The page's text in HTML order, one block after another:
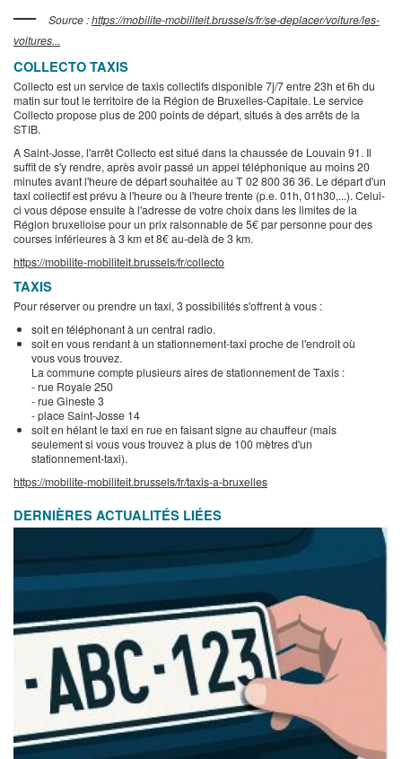
Source :https://mobilite-mobiliteit.brussels/fr/se-deplacer/voiture/les-
voitures...
COLLECTO TAXIS
Collecto est un service de taxis collectifs disponible 7j/7 entre 23h et 6h du
matin sur tout le territoire de la Région de Bruxelles-Capitale. Le service
Collecto propose plus de 200 points de départ, situés à des arrêts de la
STIB.
A Saint-Josse, l'arrêt Collecto est situé dans la chaussée de Louvain 91. Il
suffit de s'y rendre, après avoir passé un appel téléphonique au moins 20
minutes avant l'heure de départ souhaitée au T 02 800 36 36. Le départ d'un
taxi collectif est prévu à l'heure ou à l'heure trente (p.e. 01h, 01h30,...). Celui-
ci vous dépose ensuite à l'adresse de votre choix dans les limites de la
Région bruxelloise pour un prix raisonnable de 5€ par personne pour des
courses inférieures à 3 km et 8€ au-delà de 3 km.
https://mobilite-mobiliteit.brussels/fr/collecto
TAXIS
Pour réserver ou prendre un taxi, 3 possibilités s'offrent à vous :
soit en téléphonant à un central radio.
soit en vous rendant à un stationnement-taxi proche de l'endroit où
vous vous trouvez.
La commune compte plusieurs aires de stationnement de Taxis :
- rue Royale 250
- rue Gineste 3
- place Saint-Josse 14
soit en hélant le taxi en rue en faisant signe au chauffeur (mais
seulement si vous vous trouvez à plus de 100 mètres d'un
stationnement-taxi).
https://mobilite-mobiliteit.brussels/fr/taxis-a-bruxelles
DERNIÈRES ACTUALITÉS LIÉES